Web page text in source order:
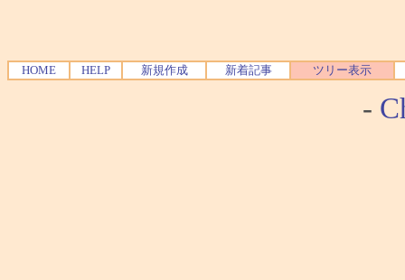
HOME HELP 新規作成 新着記事 ツリー表示
-